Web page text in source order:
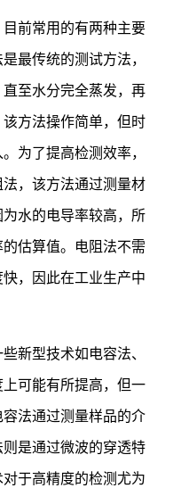
前常用的有两种主要
最传统的测试方法，
至水分完全蒸发，再
方法操作简单，但时
为了提高检测效率，
，该方法通过测量材
水的电导率较高，所
估算值。电阻法不需
，因此在工业生产中
新型技术如电容法、
可能有所提高，但一
法通过测量样品的介
是通过微波的穿透特
于高精度的检测尤为